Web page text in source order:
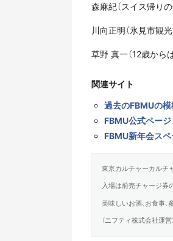
森麻紀（スイス帰り
川向正明（氷見市観
草野 真一（12歳から
関連サイト
過去のFBMUの模
FBMU公式ページ
FBMU新年会ス
東京カルチャーカルチ
入場は前売チャージ券
美味しいお酒、お食事
（ニフティ株式会社運営）